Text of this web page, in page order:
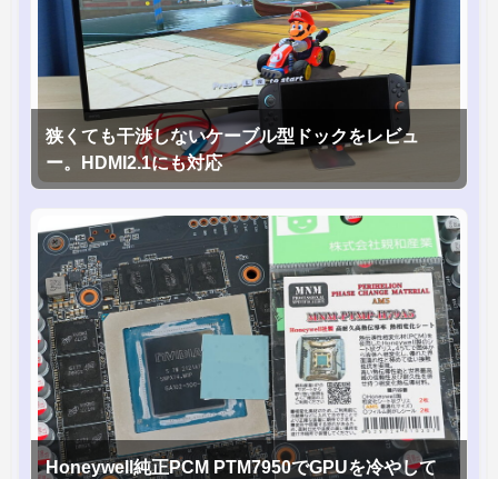
狭くても干渉しないケーブル型ドックをレビュ
ー。HDMI2.1にも対応
Honeywell純正PCM PTM7950でGPUを冷やして